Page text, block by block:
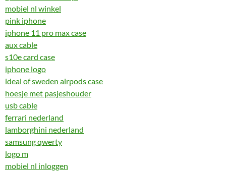
mobiel nl winkel
pink iphone
iphone 11 pro max case
aux cable
s10e card case
iphone logo
ideal of sweden airpods case
hoesje met pasjeshouder
usb cable
ferrari nederland
lamborghini nederland
samsung qwerty
logo m
mobiel nl inloggen